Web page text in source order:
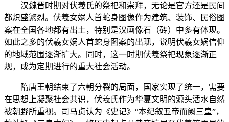
汉魏晋时期对伏羲氏的祭祀和崇拜，无论是官方还是民间
都炽盛繁烈。伏羲女娲人首蛇身图像作为建筑、装饰、民俗图
案在全国各地都有出土，特别是汉画像石（砖）中多有体现。
如此之多的伏羲女娲人首蛇身图案的出现，说明伏羲女娲信仰
的地域范围逐渐扩大。同时，这一时期伏羲祭祀现象逐渐正
规，成为定期进行的重大社会活动。
隋唐王朝结束了六朝分裂的局面，国家实现了统一，需要
在思想上凝聚社会共识，伏羲氏作为华夏文明的源头活水自然
被朝野所重视。司马贞认为《史记》“本纪叙五帝而阙三皇”，